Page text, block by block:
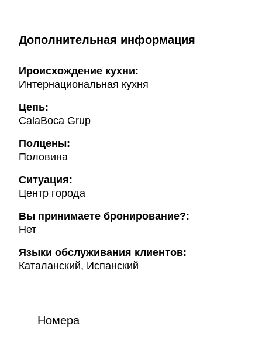
Дополнительная информация
Ироисхождение кухни:
Интернациональная кухня
Цепь:
CalaBoca Grup
Полцены:
Половина
Ситуация:
Центр города
Вы принимаете бронирование?:
Нет
Языки обслуживания клиентов:
Каталанский, Испанский
Номера